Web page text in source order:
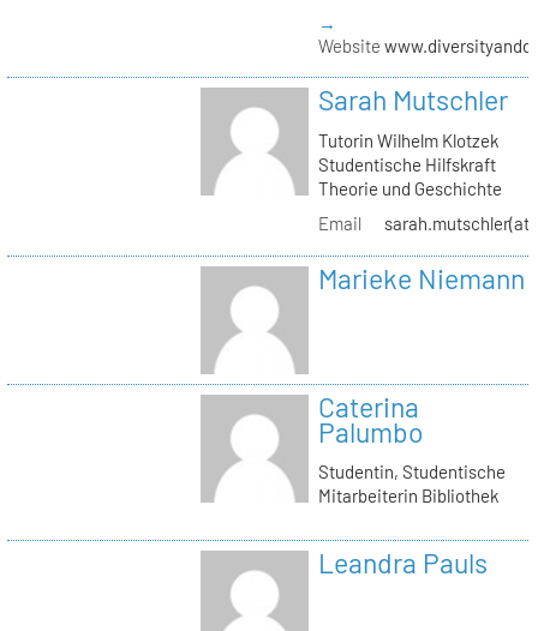
→
Website
Sarah Mutschler
Tutorin Wilhelm Klotzek
Studentische Hilfskraft
Theorie und Geschichte
Email
Marieke Niemann
Caterina
Palumbo
Studentin, Studentische
Mitarbeiterin Bibliothek
Leandra Pauls